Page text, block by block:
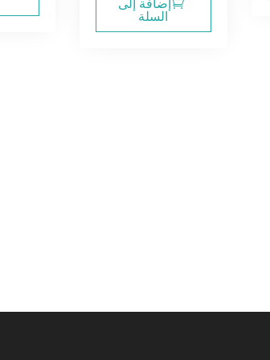
إضافة إلى
السلة